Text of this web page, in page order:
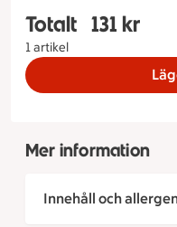
Totalt
1 artikel
Totalt 1
131 kr
Mer information
Innehåll och